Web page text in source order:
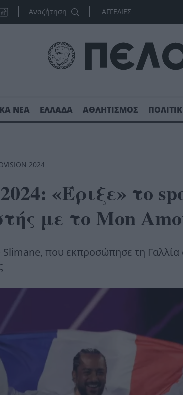
ΑΓΓΕΛΙΕΣ
ΝΕΑ ΕΛΛΑΔΑ ΑΘΛΗΤΙΣΜΟΣ
2024
«Έριξε» το
με το Mon
που εκπροσώπησε τη Γαλλία